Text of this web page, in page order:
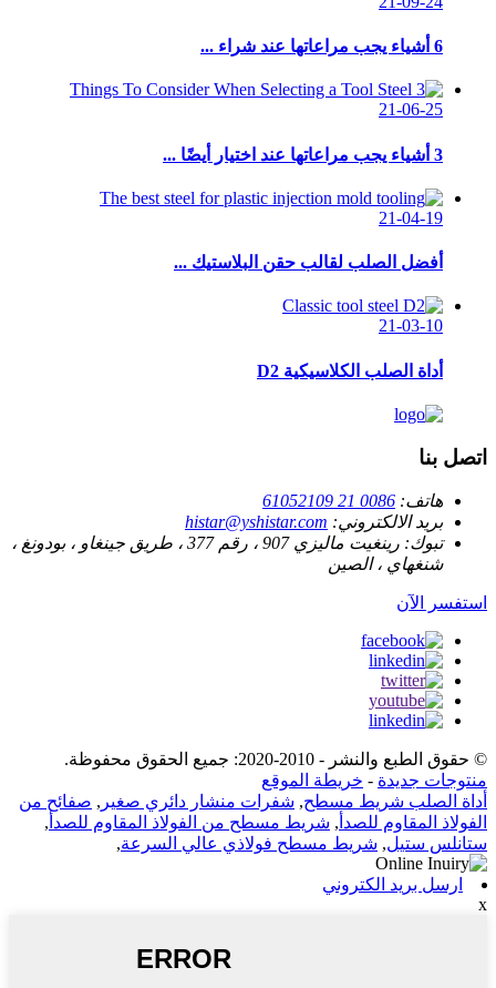
6 أشياء يجب مراعاتها عند شراء ...
21-06-25
3 أشياء يجب مراعاتها عند اختيار أيضًا ...
21-04-19
أفضل الصلب لقالب حقن البلاستيك ...
21-03-10
أداة الصلب الكلاسيكية D2
اتصل بنا
هاتف: 0086 21 61052109
بريد الالكتروني: histar@yshistar.com
تبوك:
رينغيت ماليزي 907 ، رقم 377 ، طريق جينغاو ، بودونغ ،
شنغهاي ، الصين
استفسر الآن
© حقوق الطبع والنشر - 2010-2020: جميع الحقوق محفوظة.
منتوجات جديدة - خريطة الموقع
أداة الصلب شريط مسطح, شفرات منشار دائري صغير , صفائح من
الفولاذ المقاوم للصدأ , شريط مسطح من الفولاذ المقاوم للصدأ ,
ستانلس ستيل, شريط مسطح فولاذي عالي السرعة,
ارسل بريد الكتروني
x